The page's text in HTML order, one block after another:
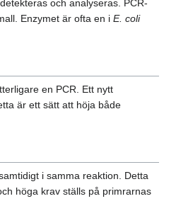
och analyseras. PCR-
Enzymet är ofta en i E. coli
en PCR. Ett nytt
är ett sätt att höja både
i samma reaktion. Detta
höga krav ställs på primrarnas